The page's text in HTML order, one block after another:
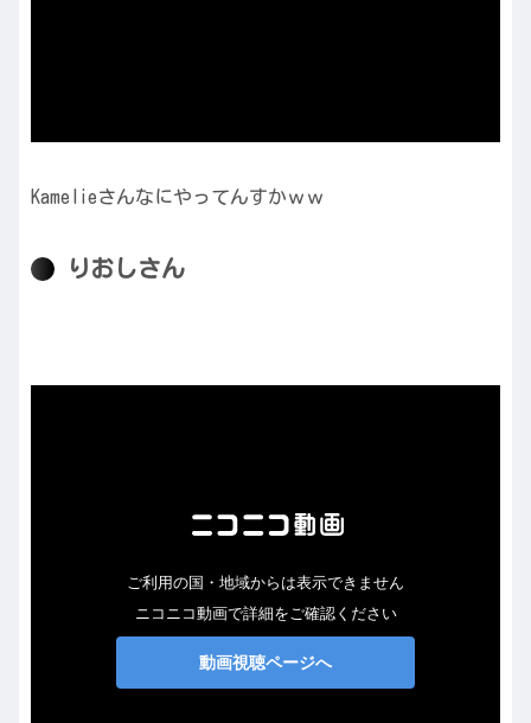
Kamelieさんなにやってんすかｗｗ
りおしさん